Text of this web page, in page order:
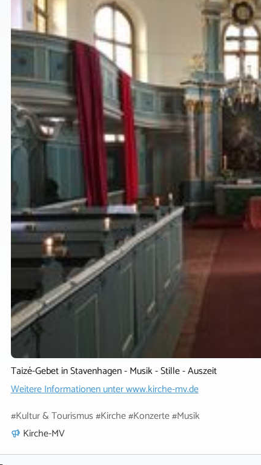
Taizé-Gebet in Stavenhagen - Musik - Stille - Auszeit
Weitere Informationen unterwww.kirche-mv.de
#Kultur & Tourismus #Kirche #Konzerte #Musik
Kirche-MV